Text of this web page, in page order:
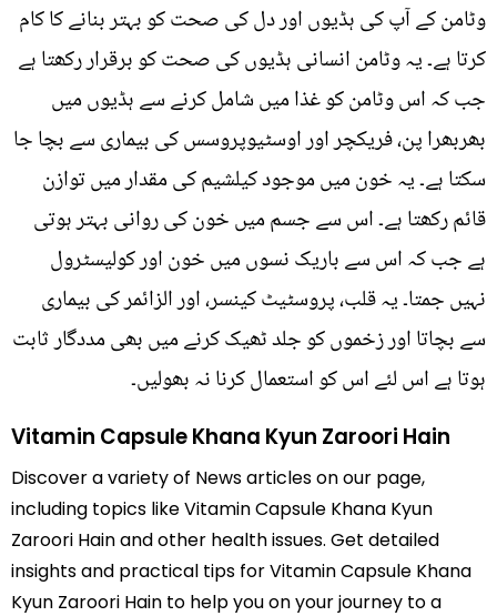
وٹامن کے آپ کی ہڈیوں اور دل کی صحت کو بہتر بنانے کا کام
کرتا ہے۔ یہ وٹامن انسانی ہڈیوں کی صحت کو برقرار رکھتا ہے
جب کہ اس وٹامن کو غذا میں شامل کرنے سے ہڈیوں میں
بھربھرا پن، فریکچر اور اوسٹیوپروسس کی بیماری سے بچا جا
سکتا ہے۔ یہ خون میں موجود کیلشیم کی مقدار میں توازن
قائم رکھتا ہے۔ اس سے جسم میں خون کی روانی بہتر ہوتی
ہے جب کہ اس سے باریک نسوں میں خون اور کولیسٹرول
نہیں جمتا۔ یہ قلب، پروسٹیٹ کینسر، اور الزائمر کی بیماری
سے بچاتا اور زخموں کو جلد ٹھیک کرنے میں بھی مددگار ثابت
ہوتا ہے اس لئے اس کو استعمال کرنا نہ بھولیں۔
Vitamin Capsule Khana Kyun Zaroori Hain
Discover a variety of News articles on our page,
including topics like Vitamin Capsule Khana Kyun
Zaroori Hain and other health issues. Get detailed
insights and practical tips for Vitamin Capsule Khana
Kyun Zaroori Hain to help you on your journey to a